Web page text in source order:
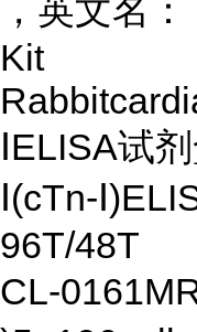
，英文名
Kit
ⅠELISA试
Ⅰ(cTn-
96T/48T
CL-